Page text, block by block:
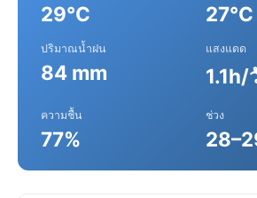
29°C 27°C
ปริมาณน้ำฝน
84 mm
แสงแดด
1.1h/
ความชื้น
77%
ช่วง